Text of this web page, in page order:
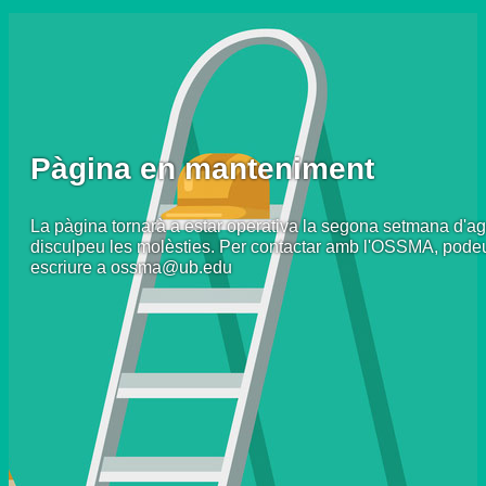
Pàgina en manteniment
La pàgina tornarà a estar operativa la segona setmana
disculpeu les molèsties. Per contactar amb l'OSSMA,
escriure a ossma@ub.edu